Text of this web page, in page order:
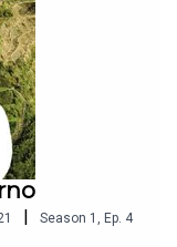
Season 1 , Ep. 4